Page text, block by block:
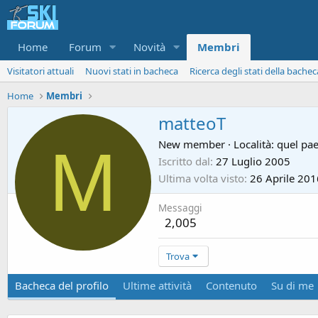
Home Forum Novità Membri
Visitatori attuali Nuovi stati in bacheca
Ricerca degli stati della
Home
Membri
M
matteoT
New member · Località: quel
Iscritto dal 27 Luglio 2005
Ultima volta visto 26 Aprile
Messaggi
2,005
Trova
Bacheca del profilo Ultime attività Contenuto Su di me